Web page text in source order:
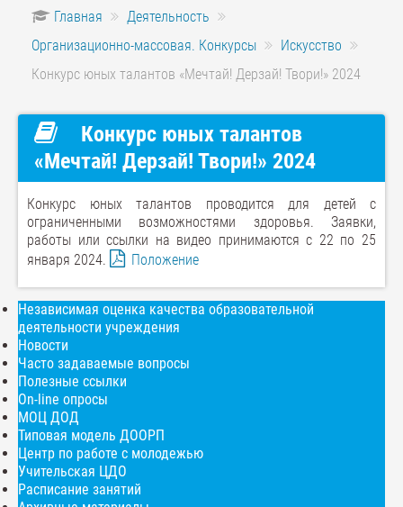
Главная
Деятельность
Организационно-массовая. Конкурсы
Искусство
Конкурс юных талантов «Мечтай! Дерзай! Твори!» 2024
Конкурс юных талантов
«Мечтай! Дерзай! Твори!» 2024
Конкурс юных талантов проводится для детей с
ограниченными возможностями здоровья. Заявки,
работы или ссылки на видео принимаются с 22 по 25
января 2024.
Положение
Независимая оценка качества образовательной
деятельности учреждения
Новости
Часто задаваемые вопросы
Полезные ссылки
On-line опросы
МОЦ ДОД
Типовая модель ДООРП
Центр по работе с молодежью
Учительская ЦДО
Расписание занятий